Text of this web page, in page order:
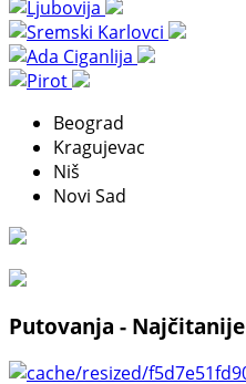
Beograd
Kragujevac
Niš
Novi Sad
Putovanja - Najčitanije